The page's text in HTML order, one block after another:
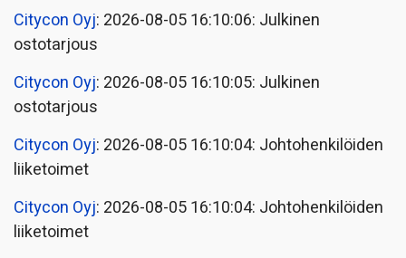
Citycon Oyj: 2026-08-05 16:10:06: Julkinen
ostotarjous
Citycon Oyj: 2026-08-05 16:10:05: Julkinen
ostotarjous
Citycon Oyj: 2026-08-05 16:10:04: Johtohenkilöiden
liiketoimet
Citycon Oyj: 2026-08-05 16:10:04: Johtohenkilöiden
liiketoimet